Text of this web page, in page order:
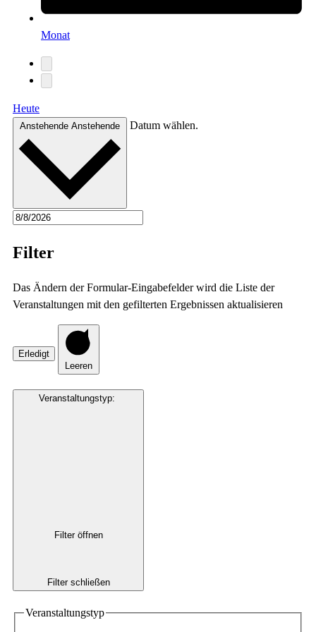
Monat
Heute
Anstehende Anstehende Datum wählen.
Filter
Das Ändern der Formular-Eingabefelder wird die Liste der
Veranstaltungen mit den gefilterten Ergebnissen aktualisieren
Erledigt
Leeren
Veranstaltungstyp:
Filter öffnen
Filter schließen
Veranstaltungstyp